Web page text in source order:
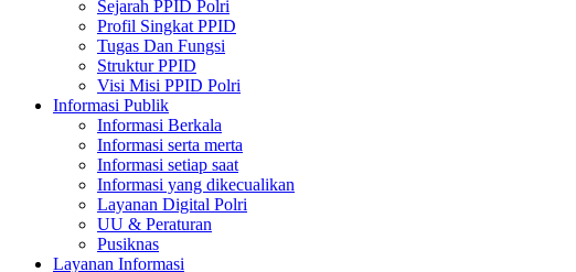
Sejarah PPID Polri
Profil Singkat PPID
Tugas Dan Fungsi
Struktur PPID
Visi Misi PPID Polri
Informasi Publik
Informasi Berkala
Informasi serta merta
Informasi setiap saat
Informasi yang dikecualikan
Layanan Digital Polri
UU & Peraturan
Pusiknas
Layanan Informasi